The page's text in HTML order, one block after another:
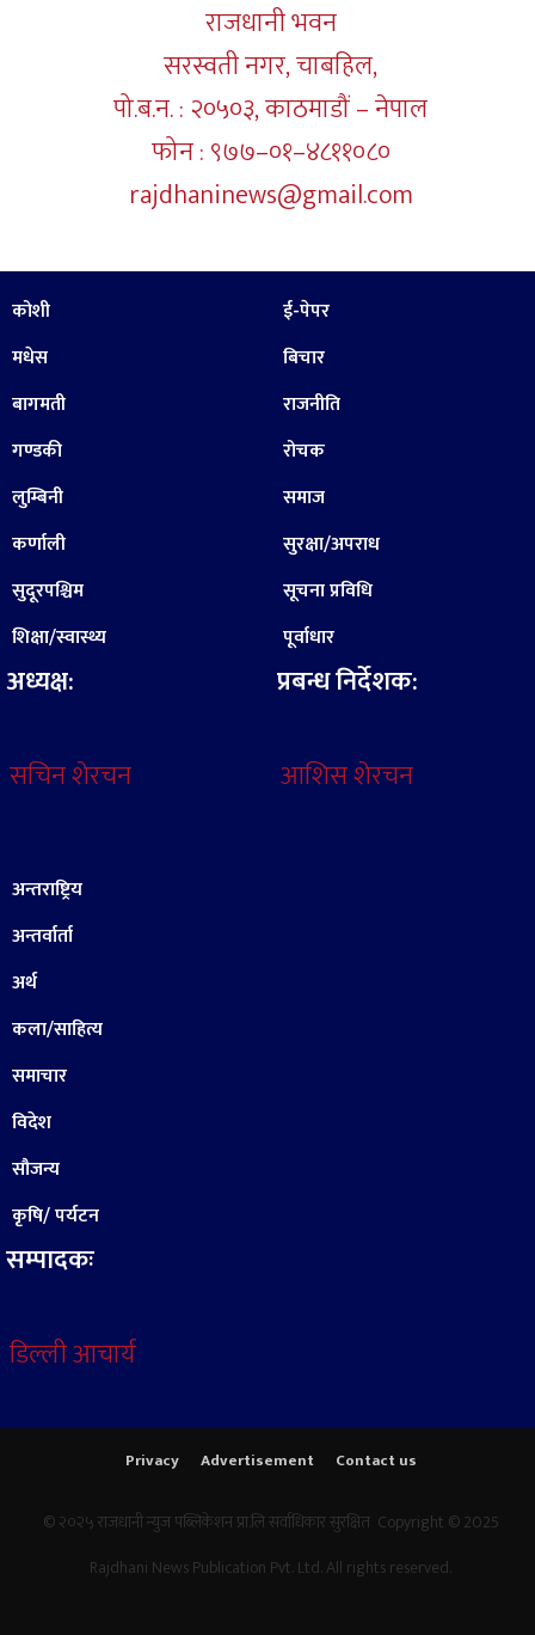
राजधानी भवन
सरस्वती नगर, चाबहिल,
पो.ब.न. : २०५०३, काठमाडौं – नेपाल
फोन : ९७७–०१–४८११०८०
rajdhaninews@gmail.com
कोशी
मधेस
बागमती
गण्डकी
लुम्बिनी
कर्णाली
सुदूरपश्चिम
शिक्षा/स्वास्थ्य
अध्यक्ष:
सचिन शेरचन
ई-पेपर
बिचार
राजनीति
रोचक
समाज
सुरक्षा/अपराध
सूचना प्रविधि
पूर्वाधार
प्रबन्ध निर्देशक:
आशिस शेरचन
अन्तराष्ट्रिय
अन्तर्वार्ता
अर्थ
कला/साहित्य
समाचार
विदेश
सौजन्य
कृषि/ पर्यटन
सम्पादकः
डिल्ली आचार्य
Privacy Advertisement Contact us
© २०२५ राजधानी न्युज पब्लिकेशन प्रा.लि सर्वाधिकार सुरक्षित Copyright © 2025
Rajdhani News Publication Pvt. Ltd. All rights reserved.